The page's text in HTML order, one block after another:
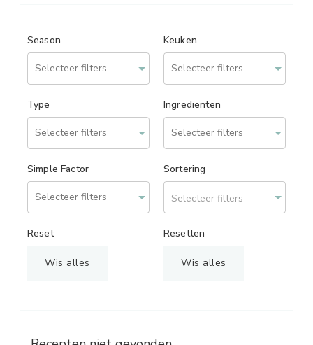
Season Keuken
Type Ingrediënten
Simple Factor Sortering
Selecteer filters
Reset
Wis alles
Resetten
Wis alles